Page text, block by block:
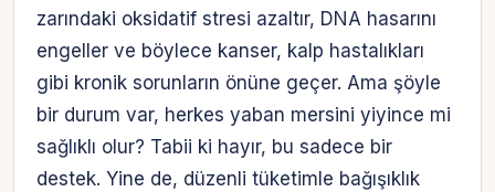
zarındaki oksidatif stresi azaltır, DNA hasarını
engeller ve böylece kanser, kalp hastalıkları
gibi kronik sorunların önüne geçer. Ama şöyle
bir durum var, herkes yaban mersini yiyince mi
sağlıklı olur? Tabii ki hayır, bu sadece bir
destek. Yine de, düzenli tüketimle bağışıklık